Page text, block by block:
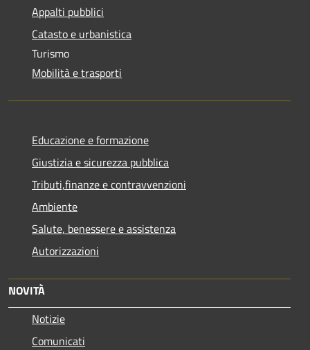
Appalti pubblici
Catasto e urbanistica
Turismo
Mobilità e trasporti
Educazione e formazione
Giustizia e sicurezza pubblica
Tributi,finanze e contravvenzioni
Ambiente
Salute, benessere e assistenza
Autorizzazioni
NOVITÀ
Notizie
Comunicati